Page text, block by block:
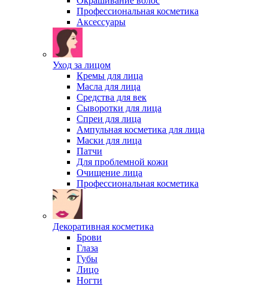
Профессиональная косметика
Аксессуары
Уход за лицом
Кремы для лица
Масла для лица
Средства для век
Сыворотки для лица
Спреи для лица
Ампульная косметика для лица
Маски для лица
Патчи
Для проблемной кожи
Очищение лица
Профессиональная косметика
Декоративная косметика
Брови
Глаза
Губы
Лицо
Ногти